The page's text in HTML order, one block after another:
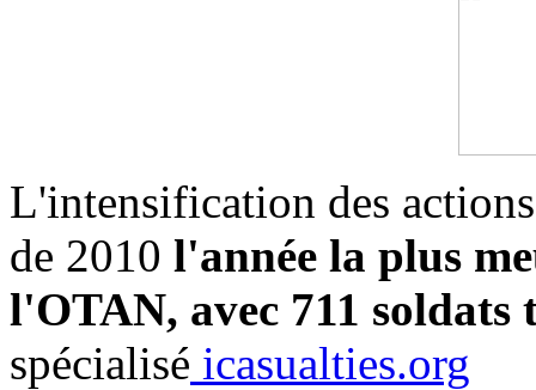
L'intensification des
de 2010 l'année la plus
l'OTAN, avec 711 soldats
spécialisé icasualties.org